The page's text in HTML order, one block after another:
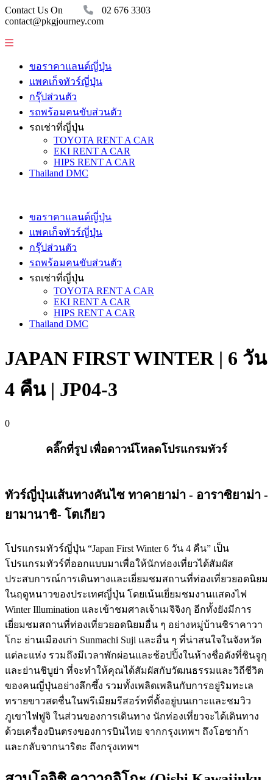
Contact Us On
02 676 3303
contact@pkgjourney.com
ขอราคาแลนด์ญี่ปุ่น
แพคเก็จทัวร์ญี่ปุ่น
กรุ๊ปส่วนตัว
รถพร้อมคนขับส่วนตัว
รถเช่าที่ญี่ปุ่น
TOYOTA RENT A CAR
EKI RENT A CAR
HIPS RENT A CAR
Thailand DMC
ขอราคาแลนด์ญี่ปุ่น
แพคเก็จทัวร์ญี่ปุ่น
กรุ๊ปส่วนตัว
รถพร้อมคนขับส่วนตัว
รถเช่าที่ญี่ปุ่น
TOYOTA RENT A CAR
EKI RENT A CAR
HIPS RENT A CAR
Thailand DMC
JAPAN FIRST WINTER | 6 วัน
4 คืน | JP04-3
0
คลิ๊กที่รูป เพื่อดาวน์โหลดโปรแกรมทัวร์
ทัวร์​ญี่ปุ่นเส้นทางคันไซ ทาคายาม่า - อาราซิยาม่า -
ยามานาชิ- โตเกียว
โปรแกรมทัวร์ญี่ปุ่น “Japan First Winter 6 วัน 4 คืน” เป็น
โปรแกรมทัวร์ที่ออกแบบมาเพื่อให้นักท่องเที่ยวได้สัมผัส
ประสบการณ์การเดินทางและเยี่ยมชมสถานที่ท่องเที่ยวยอดนิยม
ในฤดูหนาวของประเทศญี่ปุ่น โดยเน้นเยี่ยมชมงานแสดงไฟ
Winter Illumination และเข้าชมศาลเจ้าเมจิจิงกุ อีกทั้งยังมีการ
เยี่ยมชมสถานที่ท่องเที่ยวยอดนิยมอื่น ๆ อย่างหมู่บ้านชิราคาวา
โกะ ย่านเมืองเก่า Sunmachi Suji และอื่น ๆ ที่น่าสนใจในจังหวัด
แต่ละแห่ง รวมถึงมีเวลาพักผ่อนและช้อปปิ้งในห้างชื่อดังที่ชินจูกุ
และย่านชิบูย่า ที่จะทำให้คุณได้สัมผัสกับวัฒนธรรมและวิถีชีวิต
ของคนญี่ปุ่นอย่างลึกซึ้ง รวมทั้งเพลิดเพลินกับการอยู่ริมทะเล
ทรายขาวสดชื่นในพรีเมียมรีสอร์ทที่ตั้งอยู่บนเกาะและชมวิว
ภูเขาไฟฟูจิ ในส่วนของการเดินทาง นักท่องเที่ยวจะได้เดินทาง
ด้วยเครื่องบินตรงของการบินไทย จากกรุงเทพฯ ถึงโอซาก้า
และกลับจากนาริตะ ถึงกรุงเทพฯ